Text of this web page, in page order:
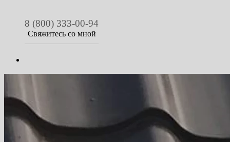
8 (800) 333-00-94
Свяжитесь со мной